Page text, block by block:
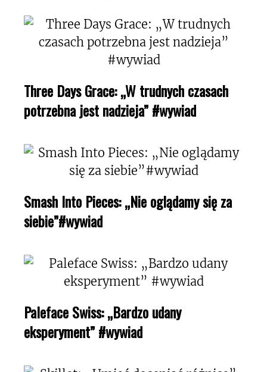
Three Days Grace: „W trudnych czasach
potrzebna jest nadzieja” #wywiad
Smash Into Pieces: „Nie oglądamy się za
siebie”#wywiad
Paleface Swiss: „Bardzo udany
eksperyment” #wywiad